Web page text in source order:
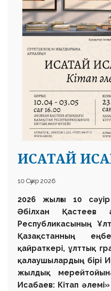
ИСАТАЙ
10 Сәуір 2026
2026 жылғы 10
Әбілхан Қастеев
Республикасының
Қазақстанның
қайраткері, ұлттық
қалаушылардың бірі
жылдық
Исабаев: Кітап